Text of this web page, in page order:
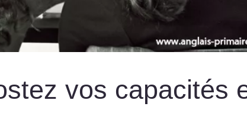
vos capacités